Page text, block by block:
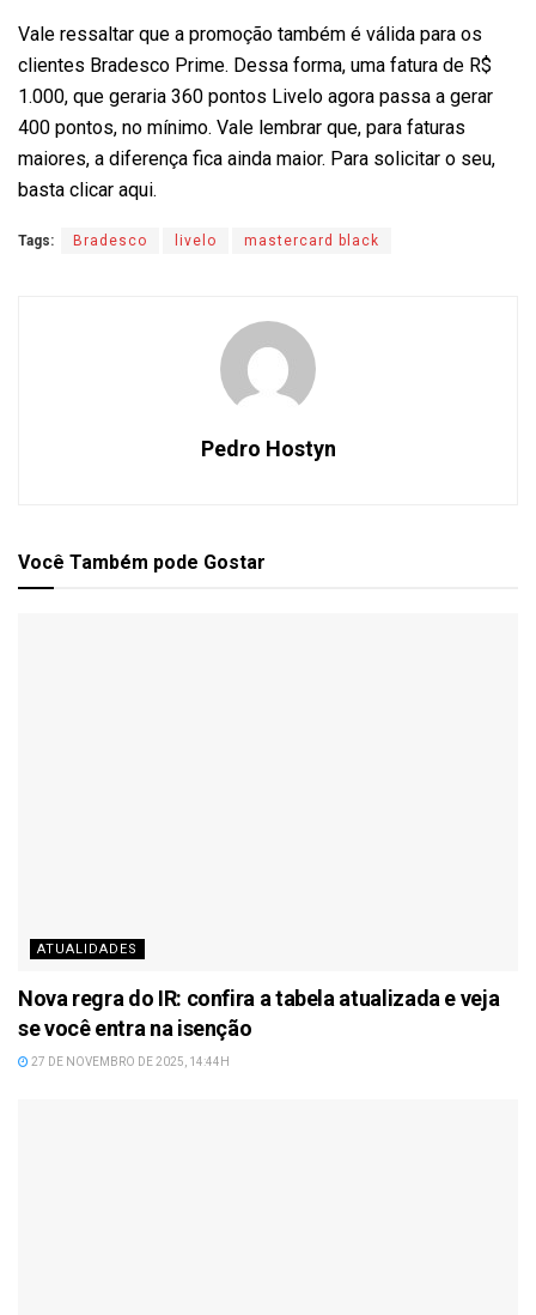
Vale ressaltar que a promoção também é válida para os
clientes Bradesco Prime. Dessa forma, uma fatura de R$
1.000, que geraria 360 pontos Livelo agora passa a gerar
400 pontos, no mínimo. Vale lembrar que, para faturas
maiores, a diferença fica ainda maior. Para solicitar o seu,
basta clicar aqui.
Tags: Bradesco livelo mastercard black
Pedro Hostyn
Você Também pode Gostar
ATUALIDADES
Nova regra do IR: confira a tabela atualizada e veja
se você entra na isenção
27 DE NOVEMBRO DE 2025, 14:44H